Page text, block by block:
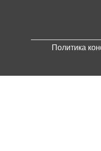
Политика